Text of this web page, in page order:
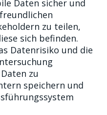
Daten sicher und
zu teilen,
sich befinden.
Datenrisiko und die
zu
speichern und